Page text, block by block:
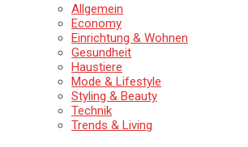
Allgemein
Economy
Einrichtung & Wohnen
Gesundheit
Haustiere
Mode & Lifestyle
Styling & Beauty
Technik
Trends & Living